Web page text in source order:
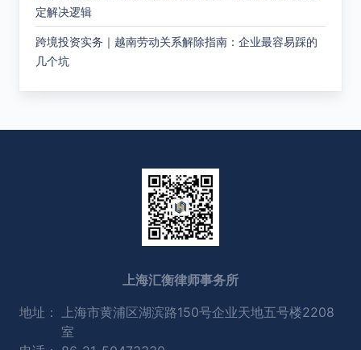
定解决逻辑
跨境投资实务｜越南劳动关系解除指南：企业最容易踩的
几个坑
上海汇衡律师事务所
地址：
上海市黄浦区湖滨路150号企业天地五号楼2208
室